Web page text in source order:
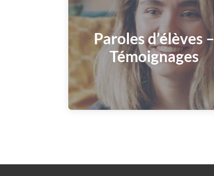
Paroles d’élèves –
Témoignages